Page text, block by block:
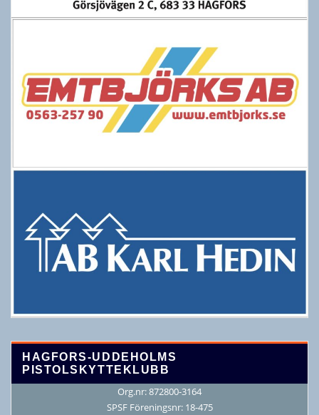
HAGFORS-UDDEHOLMS
PISTOLSKYTTEKLUBB
Org.nr: 872800-3164
SPSF Föreningsnr: 18-475